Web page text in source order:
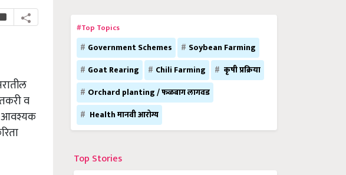
व
आवश्यक
#Top Topics
Government Schemes
Soybean Farming
Goat Rearing
Chili Farming
कृषी प्रक्रिया
Orchard planting / फळबाग लागवड
Health मानवी आरोग्य
Top Stories